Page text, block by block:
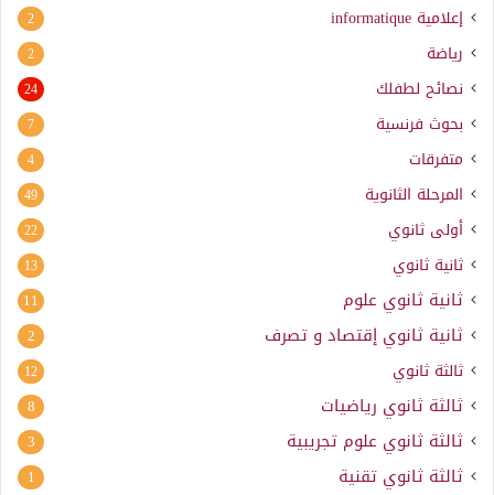
إعلامية informatique
2
رياضة 2
نصائح لطفلك 24
بحوث فرنسية 7
متفرقات 4
المرحلة الثانوية 49
أولى ثانوي 22
ثانية ثانوي 13
ثانية ثانوي علوم 11
ثانية ثانوي إقتصاد و تصرف 2
ثالثة ثانوي 12
ثالثة ثانوي رياضيات 8
ثالثة ثانوي علوم تجريبية 3
ثالثة ثانوي تقنية 1